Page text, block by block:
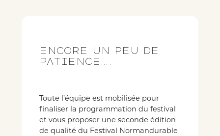
Encore un peu de
patience….
Toute l’équipe est mobilisée pour
finaliser la programmation du festival
et vous proposer une seconde édition
de qualité du Festival Normandurable